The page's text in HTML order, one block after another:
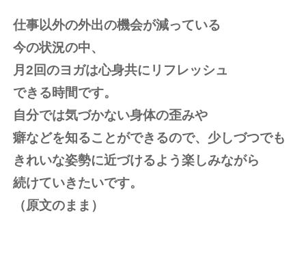
仕事以外の外出の機会が減っている
今の状況の中、
月2回のヨガは心身共にリフレッシュ
できる時間です。
自分では気づかない身体の歪みや
癖などを知ることができるので、少しづつでも
きれいな姿勢に近づけるよう楽しみながら
続けていきたいです。
（原文のまま）